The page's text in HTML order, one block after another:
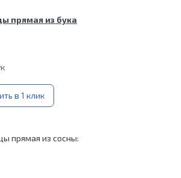
прямая из бука
в 1 клик